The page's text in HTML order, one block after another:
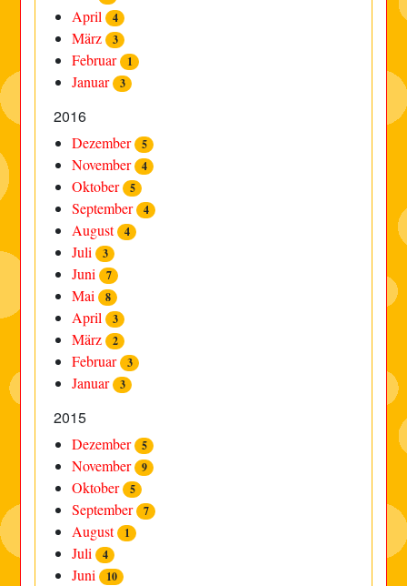
April 4
März 3
Februar 1
Januar 3
2016
Dezember 5
November 4
Oktober 5
September 4
August 4
Juli 3
Juni 7
Mai 8
April 3
März 2
Februar 3
Januar 3
2015
Dezember 5
November 9
Oktober 5
September 7
August 1
Juli 4
Juni 10